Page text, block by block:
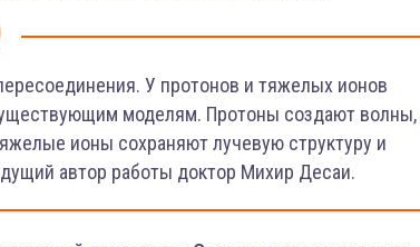
У протонов и тяжелых ионов
моделям. Протоны создают волны,
ионы сохраняют лучевую структуру и
автор работы доктор Михир Десаи.